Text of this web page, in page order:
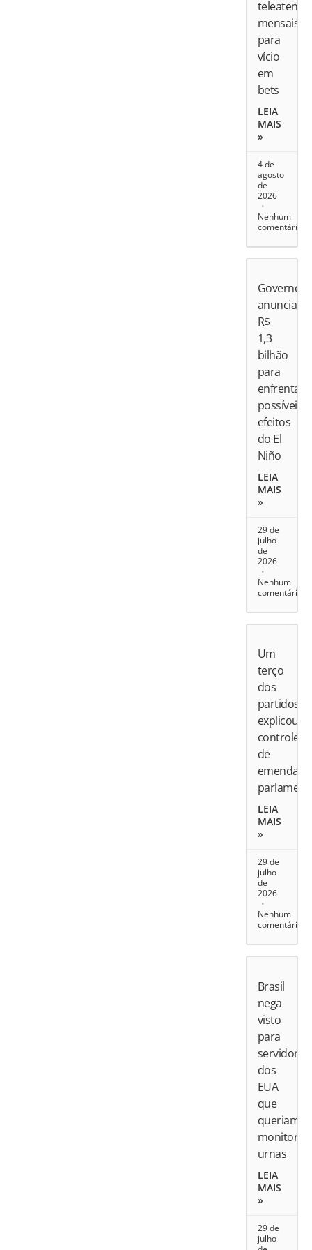
mensais
para
vício
em
bets
LEIA
MAIS
»
4 de
agosto
de
2026
Nenhum
comentário
Governo
anuncia
R$
1,3
bilhão
para
enfrentar
possíveis
efeitos
do El
Niño
LEIA
MAIS
»
29 de
julho
de
2026
Nenhum
comentário
Um
terço
dos
partidos
explicou
controle
de
emendas
LEIA
MAIS
»
29 de
julho
de
2026
Nenhum
comentário
Brasil
nega
visto
para
servidores
dos
EUA
que
queriam
monitorar
urnas
LEIA
MAIS
»
29 de
julho